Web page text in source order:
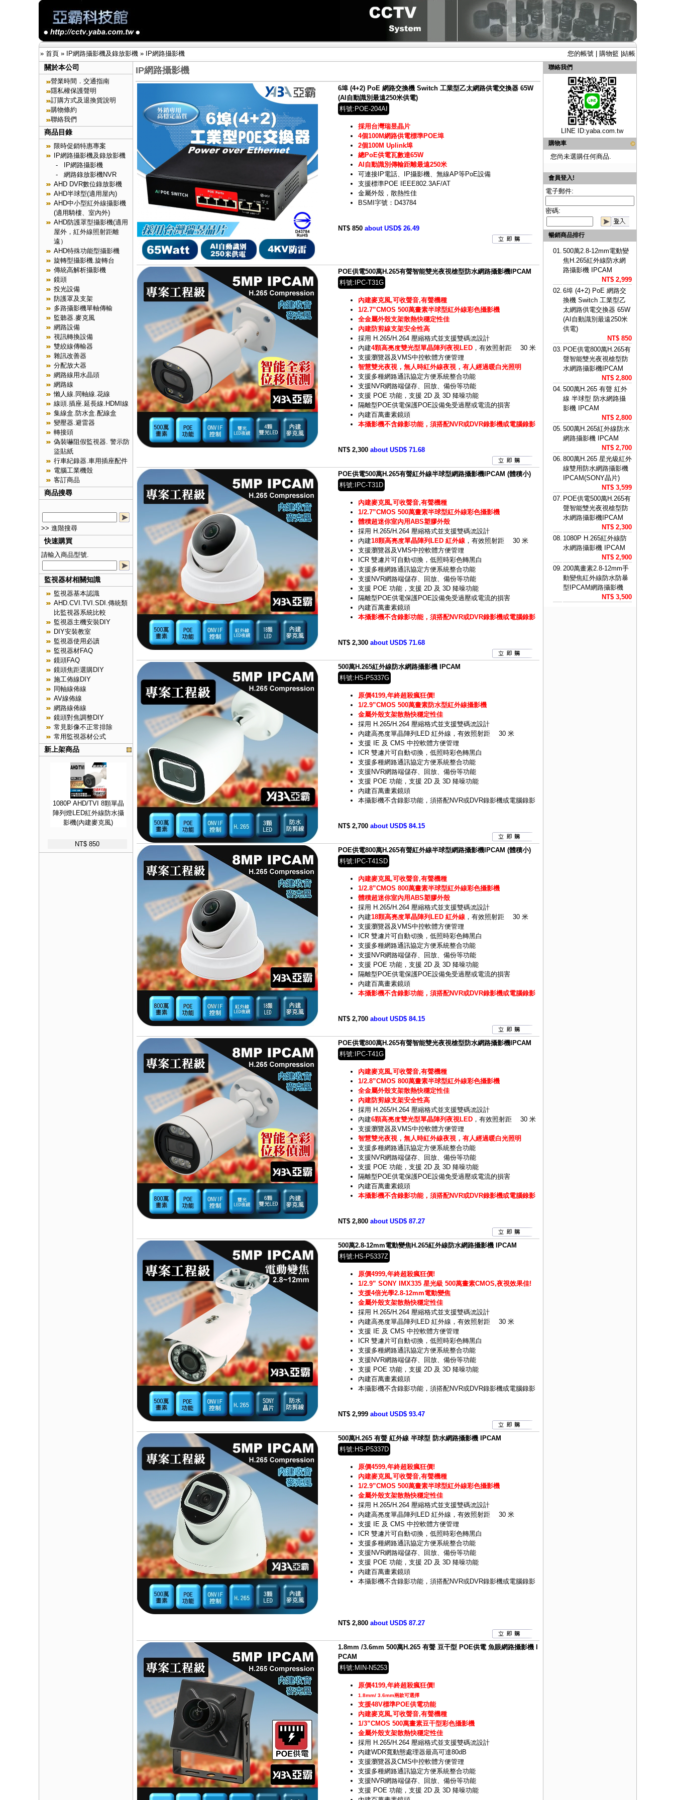
» 首頁» IP網路攝影機及錄放影機» IP網路攝影機 您的帳號| 購物籃| 結帳
關於本公司
營業時間．交通指南
隱私權保護聲明
訂購方式及退換貨說明
購物條約
聯絡我們
商品目錄
限時促銷特惠專案
IP網路攝影機及錄放影機
-
IP網路攝影機
- 網路錄放影機NVR
AHD DVR數位錄放影機
AHD半球型(適用屋內)
AHD中小型紅外線攝影機
(適用騎樓、室內外)
AHD防護罩型攝影機(適用
屋外，紅外線照射距離
遠）
AHD特殊功能型攝影機
旋轉型攝影機.旋轉台
傳統高解析攝影機
鏡頭
投光設備
防護罩及支架
多路攝影機單軸傳輸
監聽器.麥克風
網路設備
視訊轉換設備
雙絞線傳輸器
雜訊改善器
分配放大器
網路線用水晶頭
網路線
懶人線.同軸線.花線
線頭.插座.延長線.HDMI線
集線盒.防水盒.配線盒
變壓器.避雷器
轉接頭
偽裝嚇阻假監視器. 警示防
盜貼紙
行車紀錄器.車用插座配件
電腦工業機殼
客訂商品
商品搜尋
>> 進階搜尋
快速購買
請輸入商品型號.
監視器材相關知識
監視器基本認識
AHD.CVI.TVI.SDI.傳統類
比監視器系統比較
監視器主機安裝DIY
DIY安裝教室
監視器使用必讀
監視器材FAQ
鏡頭FAQ
鏡頭焦距選購DIY
施工佈線DIY
同軸線佈線
AV線佈線
網路線佈線
鏡頭對焦調整DIY
常見影像不正常排除
常用監視器材公式
新上架商品
1080P AHD/TVI 8顆單晶
陣列燈LED紅外線防水攝
影機(內建麥克風)
NT$ 850
IP網路攝影機
6埠 (4+2) PoE 網路交換機 Switch 工業型乙太網路供電交換器 65W
(AI自動識別最遠250米供電)
料號:POE-204AI
採用台灣瑞昱晶片
4個100M網路供電標準POE埠
2個100M Uplink埠
總PoE供電瓦數達65W
AI自動識別傳輸距離最遠250米
可連接IP電話、IP攝影機、無線AP等PoE設備
支援標準POE IEEE802.3AF/AT
金屬外殼，散熱性佳
BSMI字號：D43784
NT$ 850 about USD$ 26.49
POE供電500萬H.265有聲智能雙光夜視槍型防水網路攝影機IPCAM
料號:IPC-T31G
內建麥克風,可收聲音,有聲機種
1/2.7”CMOS 500萬畫素半球型紅外線彩色攝影機
全金屬外殼支架散熱快穩定性佳
內建防剪線支架安全性高
採用 H.265/H.264 壓縮格式並支援雙碼流設計
內建4顆高亮度雙光型單晶陣列夜視LED，有效照射距離 30 米
支援瀏覽器及VMS中控軟體方便管理
智慧雙光夜視，無人時紅外線夜視，有人經過暖白光照明
支援多種網路通訊協定方便系統整合功能
支援NVR網路端儲存、回放、備份等功能
支援 POE 功能，支援 2D 及 3D 降噪功能
隔離型POE供電保護POE設備免受過壓或電流的損害
內建百萬畫素鏡頭
本攝影機不含錄影功能，須搭配NVR或DVR錄影機或電腦錄影
NT$ 2,300 about USD$ 71.68
POE供電500萬H.265有聲紅外線半球型網路攝影機IPCAM (體積小)
料號:IPC-T31D
內建麥克風,可收聲音,有聲機種
1/2.7”CMOS 500萬畫素半球型紅外線彩色攝影機
體積超迷你室內用ABS塑膠外殼
採用 H.265/H.264 壓縮格式並支援雙碼流設計
內建18顆高亮度單晶陣列LED 紅外線，有效照射距離 30 米
支援瀏覽器及VMS中控軟體方便管理
ICR 雙濾片可自動切換，低照時彩色轉黑白
支援多種網路通訊協定方便系統整合功能
支援NVR網路端儲存、回放、備份等功能
支援 POE 功能，支援 2D 及 3D 降噪功能
隔離型POE供電保護POE設備免受過壓或電流的損害
內建百萬畫素鏡頭
本攝影機不含錄影功能，須搭配NVR或DVR錄影機或電腦錄影
NT$ 2,300 about USD$ 71.68
500萬H.265紅外線防水網路攝影機 IPCAM
料號:HS-P5337G
原價4199,年終超殺瘋狂價!
1/2.9”CMOS 500萬畫素防水型紅外線攝影機
金屬外殼支架散熱快穩定性佳
採用 H.265/H.264 壓縮格式並支援雙碼流設計
內建高亮度單晶陣列LED 紅外線，有效照射距離 30 米
支援 IE 及 CMS 中控軟體方便管理
ICR 雙濾片可自動切換，低照時彩色轉黑白
支援多種網路通訊協定方便系統整合功能
支援NVR網路端儲存、回放、備份等功能
支援 POE 功能，支援 2D 及 3D 降噪功能
內建百萬畫素鏡頭
本攝影機不含錄影功能，須搭配NVR或DVR錄影機或電腦錄影
NT$ 2,700 about USD$ 84.15
POE供電800萬H.265有聲紅外線半球型網路攝影機IPCAM (體積小)
料號:IPC-T41SD
內建麥克風,可收聲音,有聲機種
1/2.8”CMOS 800萬畫素半球型紅外線彩色攝影機
體積超迷你室內用ABS塑膠外殼
採用 H.265/H.264 壓縮格式並支援雙碼流設計
內建18顆高亮度單晶陣列LED 紅外線，有效照射距離 30 米
支援瀏覽器及VMS中控軟體方便管理
ICR 雙濾片可自動切換，低照時彩色轉黑白
支援多種網路通訊協定方便系統整合功能
支援NVR網路端儲存、回放、備份等功能
支援 POE 功能，支援 2D 及 3D 降噪功能
隔離型POE供電保護POE設備免受過壓或電流的損害
內建百萬畫素鏡頭
本攝影機不含錄影功能，須搭配NVR或DVR錄影機或電腦錄影
NT$ 2,700 about USD$ 84.15
POE供電800萬H.265有聲智能雙光夜視槍型防水網路攝影機IPCAM
料號:IPC-T41G
內建麥克風,可收聲音,有聲機種
1/2.8”CMOS 800萬畫素半球型紅外線彩色攝影機
全金屬外殼支架散熱快穩定性佳
內建防剪線支架安全性高
採用 H.265/H.264 壓縮格式並支援雙碼流設計
內建6顆高亮度雙光型單晶陣列夜視LED，有效照射距離 30 米
支援瀏覽器及VMS中控軟體方便管理
智慧雙光夜視，無人時紅外線夜視，有人經過暖白光照明
支援多種網路通訊協定方便系統整合功能
支援NVR網路端儲存、回放、備份等功能
支援 POE 功能，支援 2D 及 3D 降噪功能
隔離型POE供電保護POE設備免受過壓或電流的損害
內建百萬畫素鏡頭
本攝影機不含錄影功能，須搭配NVR或DVR錄影機或電腦錄影
NT$ 2,800 about USD$ 87.27
500萬2.8-12mm電動變焦H.265紅外線防水網路攝影機 IPCAM
料號:HS-P5337Z
原價4999,年終超殺瘋狂價!
1/2.9” SONY IMX335 星光級 500萬畫素CMOS,夜視效果佳!
支援4倍光學2.8-12mm電動變焦
金屬外殼支架散熱快穩定性佳
採用 H.265/H.264 壓縮格式並支援雙碼流設計
內建高亮度單晶陣列LED 紅外線，有效照射距離 30 米
支援 IE 及 CMS 中控軟體方便管理
ICR 雙濾片可自動切換，低照時彩色轉黑白
支援多種網路通訊協定方便系統整合功能
支援NVR網路端儲存、回放、備份等功能
支援 POE 功能，支援 2D 及 3D 降噪功能
內建百萬畫素鏡頭
本攝影機不含錄影功能，須搭配NVR或DVR錄影機或電腦錄影
NT$ 2,999 about USD$ 93.47
500萬H.265 有聲 紅外線 半球型 防水網路攝影機 IPCAM
料號:HS-P5337D
原價4599,年終超殺瘋狂價!
內建麥克風,可收聲音,有聲機種
1/2.9”CMOS 500萬畫素半球型紅外線彩色攝影機
金屬外殼支架散熱快穩定性佳
採用 H.265/H.264 壓縮格式並支援雙碼流設計
內建高亮度單晶陣列LED 紅外線，有效照射距離 30 米
支援 IE 及 CMS 中控軟體方便管理
ICR 雙濾片可自動切換，低照時彩色轉黑白
支援多種網路通訊協定方便系統整合功能
支援NVR網路端儲存、回放、備份等功能
支援 POE 功能，支援 2D 及 3D 降噪功能
內建百萬畫素鏡頭
本攝影機不含錄影功能，須搭配NVR或DVR錄影機或電腦錄影
NT$ 2,800 about USD$ 87.27
1.8mm /3.6mm 500萬H.265 有聲 豆干型 POE供電 魚眼網路攝影機 I
PCAM
料號:MIN-N5253
原價4199,年終超殺瘋狂價!
1.8mm/ 3.6mm兩款可選擇
支援48V標準POE供電功能
內建麥克風,可收聲音,有聲機種
1/3”CMOS 500萬畫素豆干型彩色攝影機
金屬外殼支架散熱快穩定性佳
採用 H.265/H.264 壓縮格式並支援雙碼流設計
內建WDR寬動態處理器最高可達80dB
支援瀏覽器及CMS中控軟體方便管理
支援多種網路通訊協定方便系統整合功能
支援NVR網路端儲存、回放、備份等功能
支援 POE 功能，支援 2D 及 3D 降噪功能
聯絡我們
LINE ID:yaba.com.tw
購物車
您尚未選購任何商品.
會員登入!
電子郵件:
密碼:
暢銷商品排行
01. 500萬2.8-12mm電動變
焦H.265紅外線防水網
路攝影機 IPCAM
NT$ 2,999
02. 6埠 (4+2) PoE 網路交
換機 Switch 工業型乙
太網路供電交換器 65W
(AI自動識別最遠250米
供電)
NT$ 850
03. POE供電800萬H.265有
聲智能雙光夜視槍型防
水網路攝影機IPCAM
NT$ 2,800
04. 500萬H.265 有聲 紅外
線 半球型 防水網路攝
影機 IPCAM
NT$ 2,800
05. 500萬H.265紅外線防水
網路攝影機 IPCAM
NT$ 2,700
06. 800萬H.265 星光級紅外
線雙用防水網路攝影機
IPCAM(SONY晶片)
NT$ 3,599
07. POE供電500萬H.265有
聲智能雙光夜視槍型防
水網路攝影機IPCAM
NT$ 2,300
08. 1080P H.265紅外線防
水網路攝影機 IPCAM
NT$ 2,900
09. 200萬畫素2.8-12mm手
動變焦紅外線防水防暴
型IPCAM網路攝影機
NT$ 3,500